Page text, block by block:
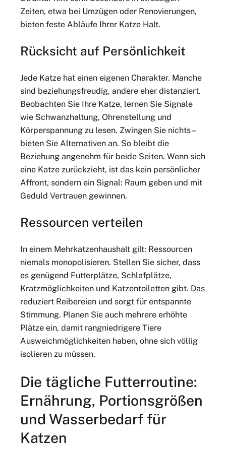
Zeiten, etwa bei Umzügen oder Renovierungen,
bieten feste Abläufe Ihrer Katze Halt.
Rücksicht auf Persönlichkeit
Jede Katze hat einen eigenen Charakter. Manche
sind beziehungsfreudig, andere eher distanziert.
Beobachten Sie Ihre Katze, lernen Sie Signale
wie Schwanzhaltung, Ohrenstellung und
Körperspannung zu lesen. Zwingen Sie nichts –
bieten Sie Alternativen an. So bleibt die
Beziehung angenehm für beide Seiten. Wenn sich
eine Katze zurückzieht, ist das kein persönlicher
Affront, sondern ein Signal: Raum geben und mit
Geduld Vertrauen gewinnen.
Ressourcen verteilen
In einem Mehrkatzenhaushalt gilt: Ressourcen
niemals monopolisieren. Stellen Sie sicher, dass
es genügend Futterplätze, Schlafplätze,
Kratzmöglichkeiten und Katzentoiletten gibt. Das
reduziert Reibereien und sorgt für entspannte
Stimmung. Planen Sie auch mehrere erhöhte
Plätze ein, damit rangniedrigere Tiere
Ausweichmöglichkeiten haben, ohne sich völlig
isolieren zu müssen.
Die tägliche Futterroutine:
Ernährung, Portionsgrößen
und Wasserbedarf für
Katzen